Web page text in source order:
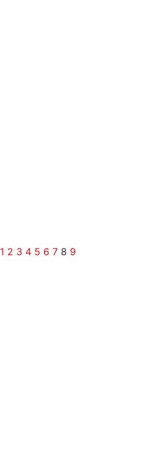
1 2 3 4 5 6 7 8 9